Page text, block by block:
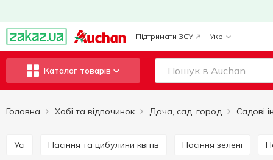
Підтримати ЗСУ Укр
Каталог товарів
Головна Хобі та відпочинок Дача, сад, город
Усі Насіння та цибулини квітів Насіння зелені